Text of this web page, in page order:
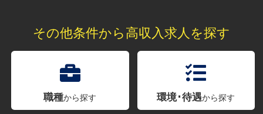
その他条件から高収入求人を探す
職種から探す 環境･待遇から探す